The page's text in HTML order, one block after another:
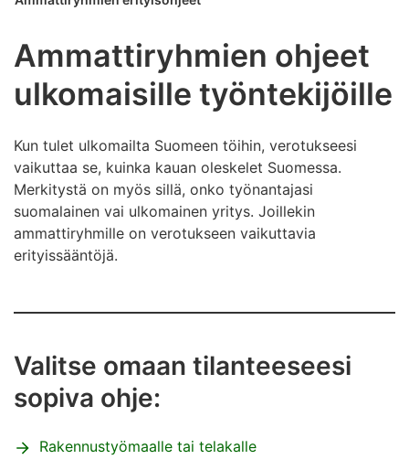
Ammattiryhmien ohjeet
ulkomaisille työntekijöille
Kun tulet ulkomailta Suomeen töihin, verotukseesi
vaikuttaa se, kuinka kauan oleskelet Suomessa.
Merkitystä on myös sillä, onko työnantajasi
suomalainen vai ulkomainen yritys. Joillekin
ammattiryhmille on verotukseen vaikuttavia
erityissääntöjä.
Valitse omaan tilanteeseesi
sopiva ohje:
Rakennustyömaalle tai telakalle